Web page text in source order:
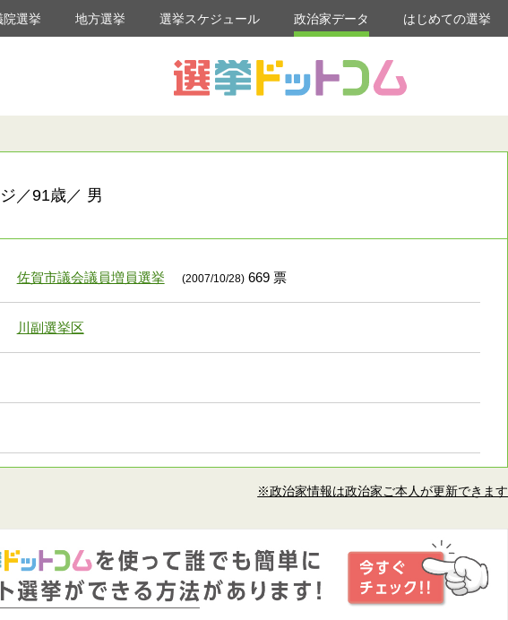
院選挙 地方選挙 選挙スケジュール 政治家データ はじめての選挙
／91歳／ 男
佐賀市議会議員増員選挙 (2007/10/28)669 票
川副選挙区
※政治家情報は政治家ご本人が更新できます